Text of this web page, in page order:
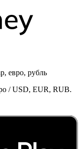
евро, рубль
/ USD, EUR, RUB.